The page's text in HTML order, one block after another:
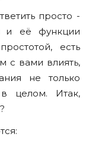
просто -
и её функции
есть
с вами влиять,
не только
целом. Итак,